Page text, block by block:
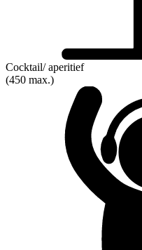
Cocktail/ aperitief
(450 max.)